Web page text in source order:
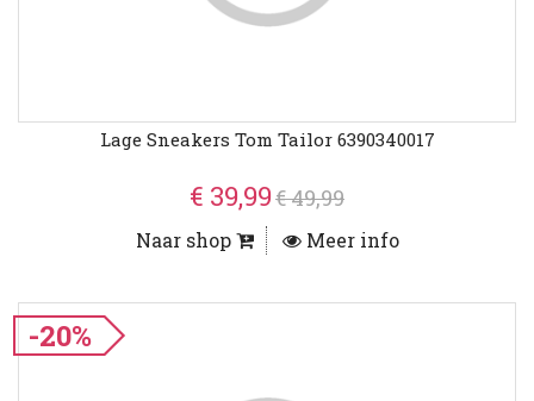
Lage Sneakers Tom Tailor 6390340017
€ 39,99€ 49,99
Naar shop Meer info
-20%